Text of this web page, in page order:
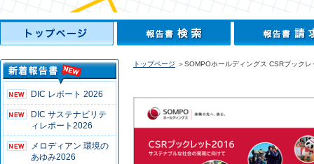
DIC レポート 2026
DIC サステナビリテ
ィレポート2026
メロディアン 環境の
あゆみ2026
トップページ ＞SOMPOホールディングス CSRブック